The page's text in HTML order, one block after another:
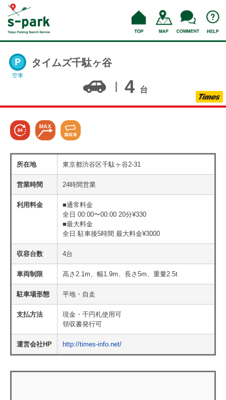
空車
タイムズ千駄ヶ谷
4 台
所在地 東京都渋谷区千駄ヶ谷2-31
営業時間 24時間営業
利用料金
■通常料金
全日 00:00〜00:00 20分¥330
■最大料金
全日 駐車後5時間 最大料金¥3000
収容台数 4台
車両制限 高さ2.1m、幅1.9m、長さ5m、重量2.5t
駐車場形態 平地・自走
支払方法
現金・千円札使用可
領収書発行可
運営会社HP http://times-info.net/